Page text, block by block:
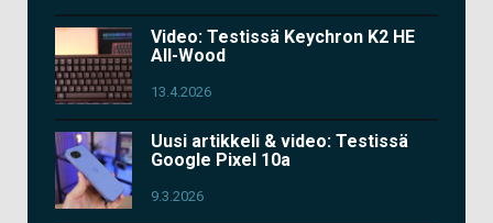
Video: Testissä Keychron K2 HE
All-Wood
13.4.2026
Uusi artikkeli & video: Testissä
Google Pixel 10a
9.3.2026